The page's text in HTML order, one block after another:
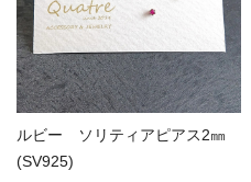
ルビー ソリティアピアス2㎜
(SV925)